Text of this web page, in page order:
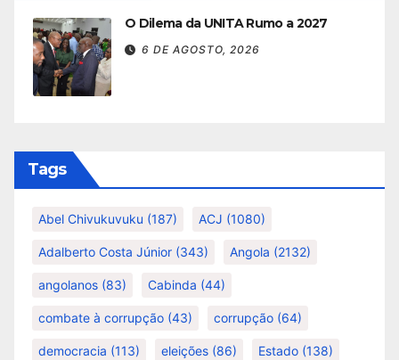
O Dilema da UNITA Rumo a 2027
6 DE AGOSTO, 2026
Tags
Abel Chivukuvuku (187) ACJ (1080)
Adalberto Costa Júnior (343) Angola (2132)
angolanos (83) Cabinda (44)
combate à corrupção (43) corrupção (64)
democracia (113) eleições (86) Estado (138)